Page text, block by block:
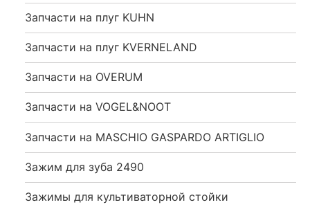
Запчасти на плуг KUHN
Запчасти на плуг KVERNELAND
Запчасти на OVERUM
Запчасти на VOGEL&NOOT
Запчасти на MASCHIO GASPARDO ARTIGLIO
Зажим для зуба 2490
Зажимы для культиваторной стойки